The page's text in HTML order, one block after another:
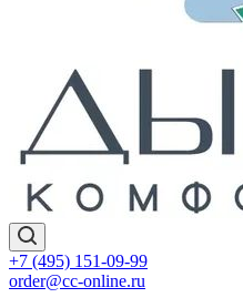
+7 (495) 151-09-99
order@cc-online.ru